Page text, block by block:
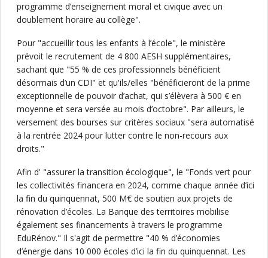
programme d’enseignement moral et civique avec un
doublement horaire au collège".
Pour "accueillir tous les enfants à l’école", le ministère
prévoit le recrutement de 4 800 AESH supplémentaires,
sachant que "55 % de ces professionnels bénéficient
désormais d’un CDI" et qu'ils/elles "bénéficieront de la prime
exceptionnelle de pouvoir d’achat, qui s’élèvera à 500 € en
moyenne et sera versée au mois d’octobre". Par ailleurs, le
versement des bourses sur critères sociaux "sera automatisé
à la rentrée 2024 pour lutter contre le non-recours aux
droits."
Afin d' "assurer la transition écologique", le "Fonds vert pour
les collectivités financera en 2024, comme chaque année d’ici
la fin du quinquennat, 500 M€ de soutien aux projets de
rénovation d’écoles. La Banque des territoires mobilise
également ses financements à travers le programme
EduRénov." Il s'agit de permettre "40 % d’économies
d’énergie dans 10 000 écoles d’ici la fin du quinquennat. Les